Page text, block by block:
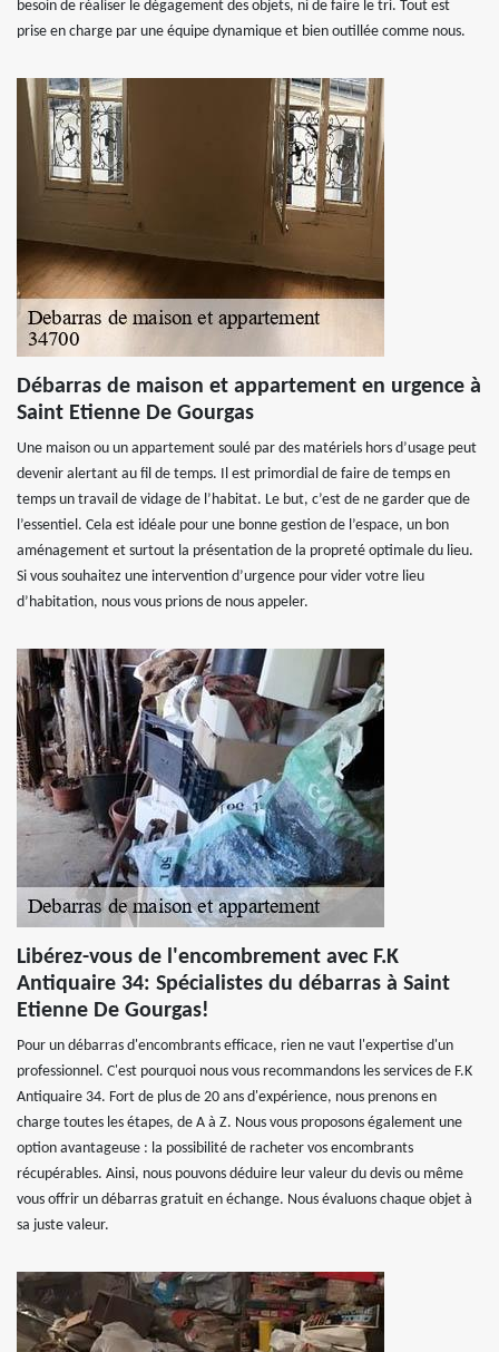
besoin de réaliser le dégagement des objets, ni de faire le tri. Tout est
prise en charge par une équipe dynamique et bien outillée comme nous.
Débarras de maison et appartement en urgence à
Saint Etienne De Gourgas
Une maison ou un appartement soulé par des matériels hors d’usage peut
devenir alertant au fil de temps. Il est primordial de faire de temps en
temps un travail de vidage de l’habitat. Le but, c’est de ne garder que de
l’essentiel. Cela est idéale pour une bonne gestion de l’espace, un bon
aménagement et surtout la présentation de la propreté optimale du lieu.
Si vous souhaitez une intervention d’urgence pour vider votre lieu
d’habitation, nous vous prions de nous appeler.
Libérez-vous de l'encombrement avec F.K
Antiquaire 34: Spécialistes du débarras à Saint
Etienne De Gourgas!
Pour un débarras d'encombrants efficace, rien ne vaut l'expertise d'un
professionnel. C'est pourquoi nous vous recommandons les services de F.K
Antiquaire 34. Fort de plus de 20 ans d'expérience, nous prenons en
charge toutes les étapes, de A à Z. Nous vous proposons également une
option avantageuse : la possibilité de racheter vos encombrants
récupérables. Ainsi, nous pouvons déduire leur valeur du devis ou même
vous offrir un débarras gratuit en échange. Nous évaluons chaque objet à
sa juste valeur.